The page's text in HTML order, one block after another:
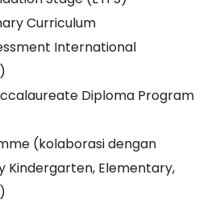
Curriculum
International
Diploma Program
(kolaborasi dengan
Kindergarten, Elementary,